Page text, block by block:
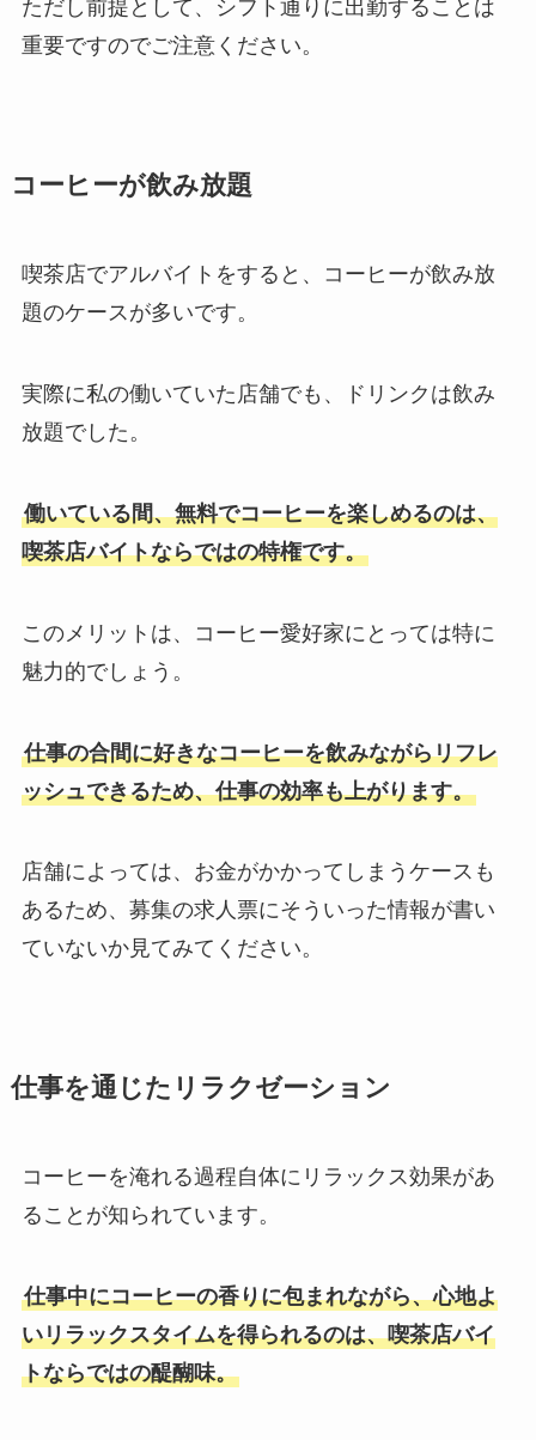
ただし前提として、シフト通りに出勤することは
重要ですのでご注意ください。
コーヒーが飲み放題
喫茶店でアルバイトをすると、コーヒーが飲み放
題のケースが多いです。
実際に私の働いていた店舗でも、ドリンクは飲み
放題でした。
働いている間、無料でコーヒーを楽しめるのは、
喫茶店バイトならではの特権です。
このメリットは、コーヒー愛好家にとっては特に
魅力的でしょう。
仕事の合間に好きなコーヒーを飲みながらリフレ
ッシュできるため、仕事の効率も上がります。
店舗によっては、お金がかかってしまうケースも
あるため、募集の求人票にそういった情報が書い
ていないか見てみてください。
仕事を通じたリラクゼーション
コーヒーを淹れる過程自体にリラックス効果があ
ることが知られています。
仕事中にコーヒーの香りに包まれながら、心地よ
いリラックスタイムを得られるのは、喫茶店バイ
トならではの醍醐味。